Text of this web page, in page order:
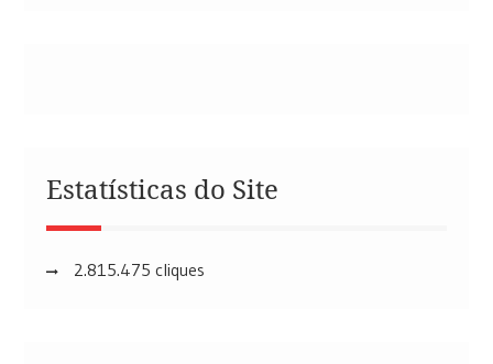
Estatísticas do Site
2.815.475 cliques